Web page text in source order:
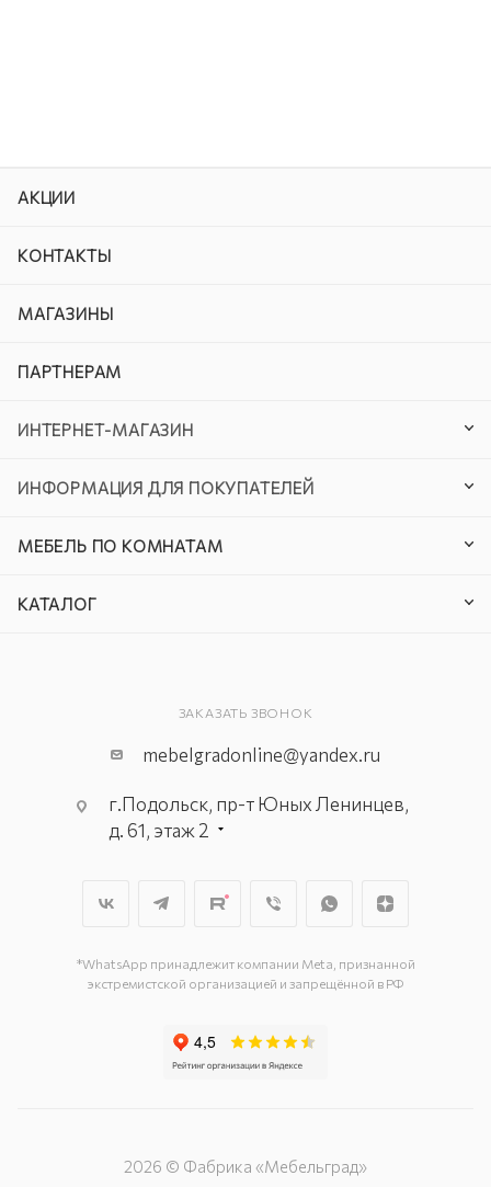
АКЦИИ
КОНТАКТЫ
МАГАЗИНЫ
ПАРТНЕРАМ
ИНТЕРНЕТ-МАГАЗИН
ИНФОРМАЦИЯ ДЛЯ ПОКУПАТЕЛЕЙ
МЕБЕЛЬ ПО КОМНАТАМ
КАТАЛОГ
ЗАКАЗАТЬ ЗВОНОК
mebelgradonline@yandex.ru
г.Подольск, пр-т Юных Ленинцев,
д. 61, этаж 2
г. Подольск, ул. Станционная, д. 11
*WhatsApp принадлежит компании Meta, признанной
экстремистской организацией и запрещённой в РФ
2026 © Фабрика «Мебельград»